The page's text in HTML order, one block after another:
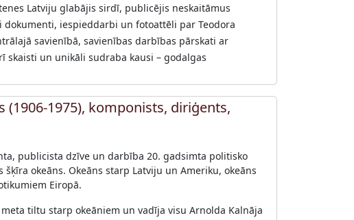
Latviju glabājis sirdī, publicējis neskaitāmus
iespieddarbi un fotoattēli par Teodora
savienībā, savienības darbības pārskati ar
skaisti un unikāli sudraba kausi – godalgas
(1906-1975), komponists, diriģents,
publicista dzīve un darbība 20. gadsimta politisko
okeāns. Okeāns starp Latviju un Ameriku, okeāns
Eiropā.
tiltu starp okeāniem un vadīja visu Arnolda Kalnāja